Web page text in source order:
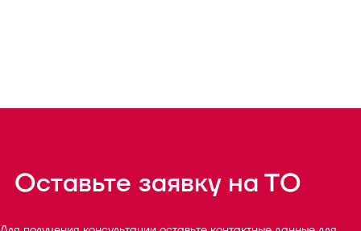
Оставьте заявку на ТО